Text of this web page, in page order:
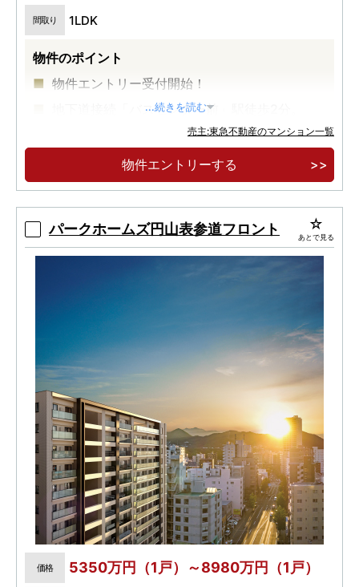
間取り 1LDK
物件のポイント
物件エントリー受付開始！
地下道接続「バスセンター前」駅徒歩2分。
大型商業施設「サッポロファクトリー」徒歩2
...続きを読む
売主:東急不動産のマンション一覧
物件エントリーする
パークホームズ円山表参道フロント あとで見る
価格 5350万円（1戸）～8980万円（1戸）